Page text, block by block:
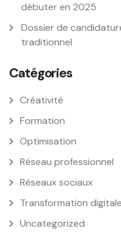
débuter en 2025
Dossier de
traditionnel
Catégories
Créativité
Formation
Optimisation
Réseau professionnel
Réseaux sociaux
Transformation digitale
Uncategorized